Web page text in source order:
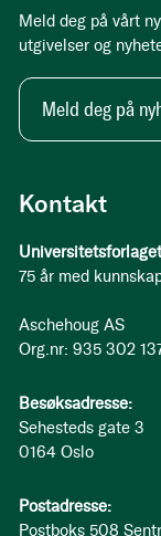
Kontakt
Universitetsforlaget
75 år med
Aschehoug AS
Org.nr: 935 302
Besøksadresse:
Sehesteds gate 3
0164 Oslo
Postadresse:
Postboks 508
Meld deg på vårt
utgivelser og
Meld deg på